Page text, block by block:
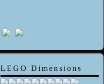
LEGO Dimensions